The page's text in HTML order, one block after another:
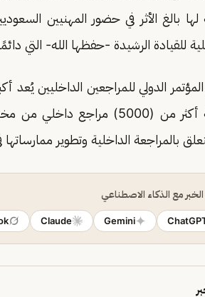
لها بالغ الأثر في حضور المهنيين
للقيادة الرشيدة -حفظها الله- التي
الدولي للمراجعين الداخليين يُعد
بالمراجعة الداخلية وتطوير
مع الذكاء الاصطناعي
Gemini
Claude